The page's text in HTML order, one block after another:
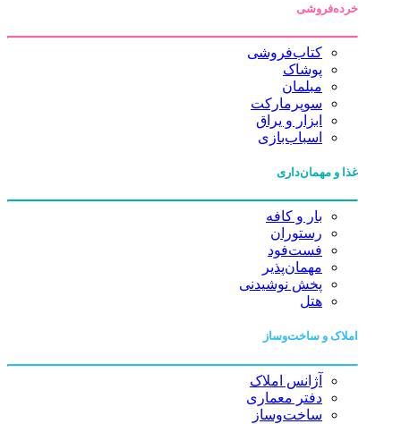
خرده‌فروشی
کتاب‌فروشی
پوشاک
مبلمان
سوپرمارکت
ابزار و یراق
اسباب‌بازی
غذا و مهمان‌داری
بار و کافه
رستوران
فست‌فود
مهمان‌پذیر
پخش نوشیدنی
هتل
املاک و ساخت‌وساز
آژانس املاک
دفتر معماری
ساخت‌وساز